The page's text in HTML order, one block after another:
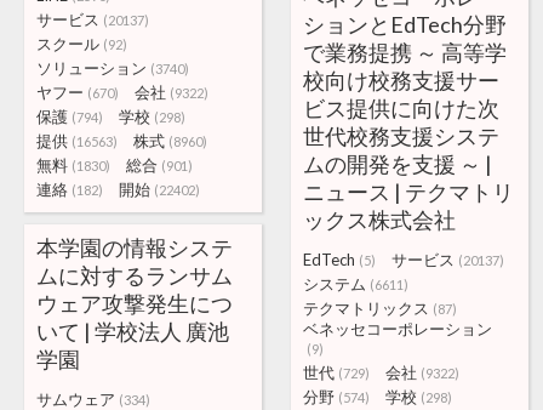
サービス (20137)
スクール (92)
ソリューション (3740)
ヤフー (670) 会社 (9322)
保護 (794) 学校 (298)
提供 (16563) 株式 (8960)
無料 (1830) 総合 (901)
連絡 (182) 開始 (22402)
ションとEdTech分野
で業務提携 ～ 高等学
校向け校務支援サー
ビス提供に向けた次
世代校務支援システ
ムの開発を支援 ～ |
ニュース | テクマトリ
ックス株式会社
EdTech (5) サービス (20137)
システム (6611)
テクマトリックス (87)
ベネッセコーポレーション
(9)
世代 (729) 会社 (9322)
分野 (574) 学校 (298)
本学園の情報システ
ムに対するランサム
ウェア攻撃発生につ
いて | 学校法人 廣池
学園
サムウェア (334)